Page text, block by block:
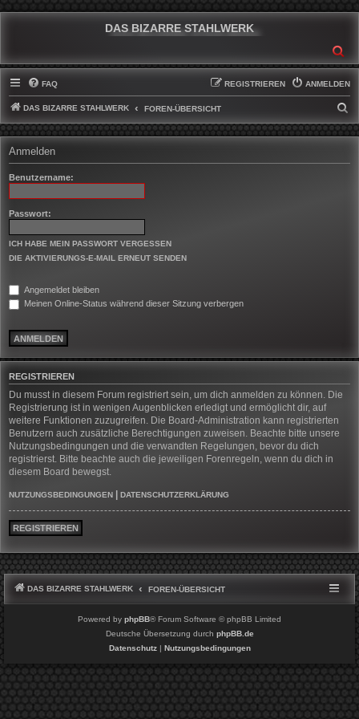
DAS BIZARRE STAHLWERK
FAQ ANMELDEN
REGISTRIEREN
DAS BIZARRE STAHLWERK FOREN-ÜBERSICHT
U
H
Anmelden
Benutzername:
Passwort:
ICH HABE MEIN PASSWORT VERGESSEN
DIE AKTIVIERUNGS-E-MAIL ERNEUT SENDEN
Angemeldet bleiben
Meinen Online-Status während dieser Sitzung verbergen
REGISTRIEREN
Du musst in diesem Forum registriert sein, um dich anmelden zu können. Die
Registrierung ist in wenigen Augenblicken erledigt und ermöglicht dir, auf
weitere Funktionen zuzugreifen. Die Board-Administration kann registrierten
Benutzern auch zusätzliche Berechtigungen zuweisen. Beachte bitte unsere
Nutzungsbedingungen und die verwandten Regelungen, bevor du dich
registrierst. Bitte beachte auch die jeweiligen Forenregeln, wenn du dich in
diesem Board bewegst.
NUTZUNGSBEDINGUNGEN DATENSCHUTZERKLÄRUNG
REGISTRIEREN
DAS BIZARRE STAHLWERK FOREN-ÜBERSICHT
Powered by phpBB® Forum Software © phpBB Limited
Deutsche Übersetzung durch phpBB.de
Datenschutz| Nutzungsbedingungen